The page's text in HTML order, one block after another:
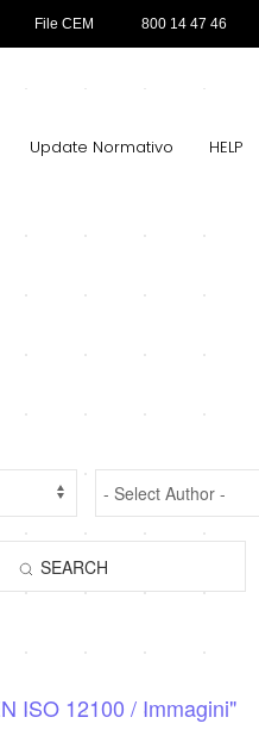
File CEM 800 14 47 46
Update Normativo HELP
SEARCH
ISO 12100 / Immagini"